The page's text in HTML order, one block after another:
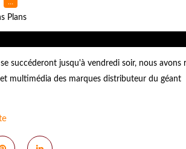
…
Plans
succéderont jusqu'à vendredi soir, nous avons
multimédia des marques distributeur du géant